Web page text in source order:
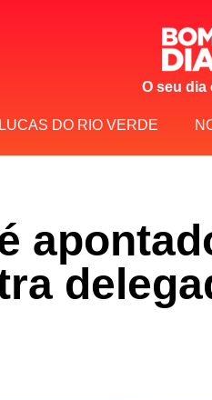
O seu dia
LUCAS DO RIO VERDE